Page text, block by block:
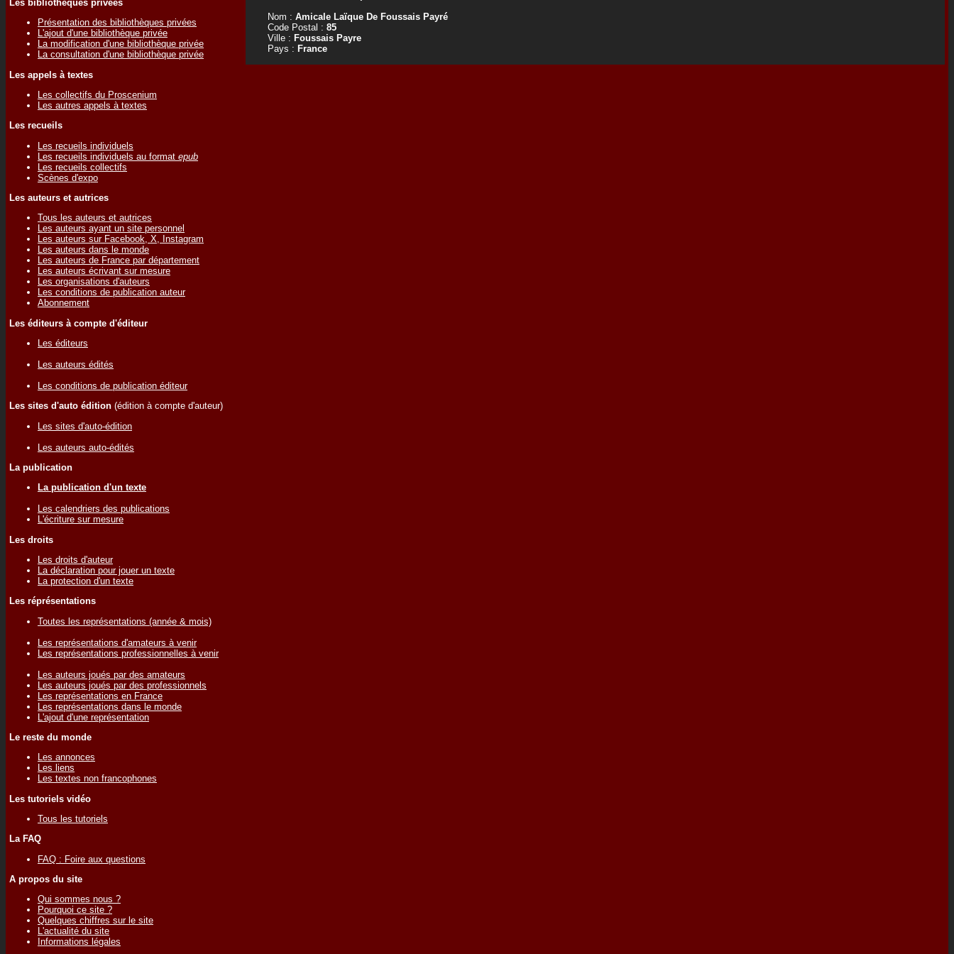
Les bibliothèques privées
Présentation des bibliothèques privées
L'ajout d'une bibliothèque privée
La modification d'une bibliothèque privée
La consultation d'une bibliothèque privée
Les appels à textes
Les collectifs du Proscenium
Les autres appels à textes
Les recueils
Les recueils individuels
Les recueils individuels au format epub
Les recueils collectifs
Scènes d'expo
Les auteurs et autrices
Tous les auteurs et autrices
Les auteurs ayant un site personnel
Les auteurs sur Facebook, X, Instagram
Les auteurs dans le monde
Les auteurs de France par département
Les auteurs écrivant sur mesure
Les organisations d'auteurs
Les conditions de publication auteur
Abonnement
Les éditeurs à compte d'éditeur
Les éditeurs
Les auteurs édités
Les conditions de publication éditeur
Les sites d'auto édition (édition à compte d'auteur)
Les sites d'auto-édition
Les auteurs auto-édités
La publication
La publication d'un texte
Les calendriers des publications
L'écriture sur mesure
Les droits
Les droits d'auteur
La déclaration pour jouer un texte
La protection d'un texte
Les réprésentations
Toutes les représentations (année & mois)
Les représentations d'amateurs à venir
Les représentations professionnelles à venir
Les auteurs joués par des amateurs
Les auteurs joués par des professionnels
Les représentations en France
Les représentations dans le monde
L'ajout d'une représentation
Le reste du monde
Les annonces
Les liens
Les textes non francophones
Les tutoriels vidéo
Tous les tutoriels
La FAQ
FAQ : Foire aux questions
A propos du site
Qui sommes nous ?
Pourquoi ce site ?
Quelques chiffres sur le site
L'actualité du site
Informations légales
Nom : Amicale Laïque De Foussais Payré
Code Postal : 85
Ville : Foussais Payre
Pays : France